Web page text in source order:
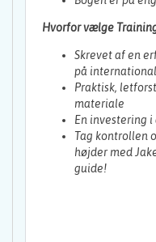
Hvorfor vælge
Skrevet af en
på
Praktisk,
materiale
En investering
Tag kontrollen
højder med
guide!